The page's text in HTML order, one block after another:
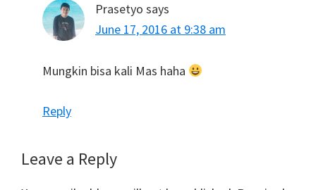
Prasetyo says
June 17, 2016 at 9:38 am
Mungkin bisa kali Mas haha
Reply
Leave a Reply